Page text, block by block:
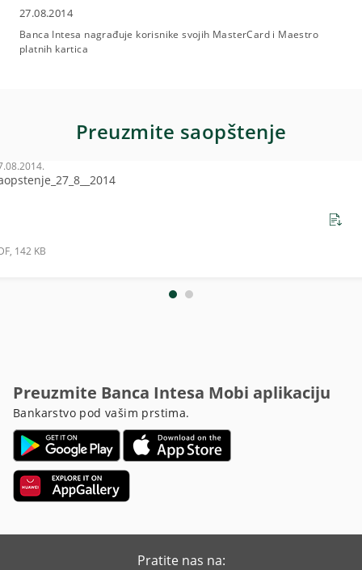
27.08.2014
Banca Intesa nagrađuje korisnike svojih MasterCard i Maestro
platnih kartica
Preuzmite saopštenje
142 KB
Preuzmite Banca Intesa Mobi aplikaciju
Bankarstvo pod vašim prstima.
Pratite nas na: